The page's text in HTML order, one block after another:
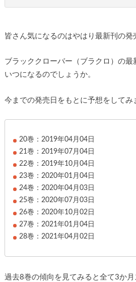
皆さん気になるのはやはり最新刊の発
ブラッククローバー（ブラクロ）の
いつになるのでしょうか。
今までの発売日をもとに予想をしてみ
20巻：2019年04月04日
21巻：2019年07月04日
22巻：2019年10月04日
23巻：2020年01月04日
24巻：2020年04月03日
25巻：2020年07月03日
26巻：2020年10月02日
27巻：2021年01月04日
28巻：2021年04月02日
過去8巻の傾向を見てみると全て3か